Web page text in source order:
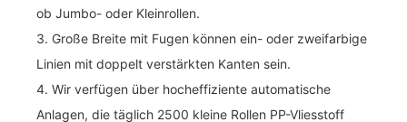
ob Jumbo- oder Kleinrollen.
3. Große Breite mit Fugen können ein- oder zweifarbige
Linien mit doppelt verstärkten Kanten sein.
4. Wir verfügen über hocheffiziente automatische
Anlagen, die täglich 2500 kleine Rollen PP-Vliesstoff